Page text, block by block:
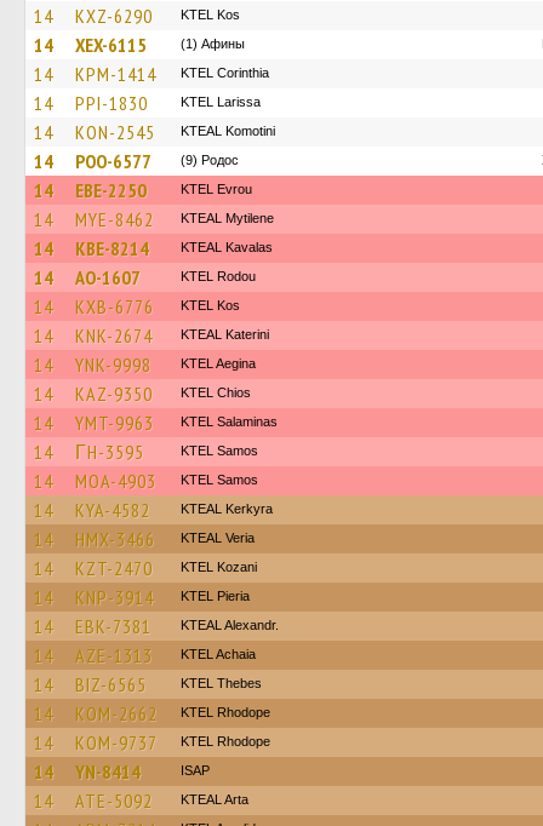
14 KXZ-6290 KTEL Kos
14 XEX-6115 (1) Афины
14 KPM-1414 KTEL Corinthia
14 PPI-1830 KTEL Larissa
14 KON-2545 KTEAL Komotini
14 POO-6577 (9) Родос
14 EBE-2250 KTEL Evrou
14 MYE-8462 KTEAL Mytilene
14 KBE-8214 KTEAL Kavalas
14 AO-1607 ΚΤΕL Rodou
14 KXB-6776 KTEL Kos
14 KNK-2674 KTEAL Katerini
14 YNK-9998 KTEL Aegina
14 KAZ-9350 KTEL Chios
14 YMT-9963 KTEL Salaminas
14 ΓH-3595 KTEL Samos
14 MOA-4903 KTEL Samos
14 KYA-4582 KTEAL Kerkyra
14 HMX-3466 KTEAL Veria
14 KZT-2470 ΚΤΕL Kozani
14 KNP-3914 KTEL Pieria
14 EBK-7381 KTEAL Alexandr.
14 AZE-1313 KTEL Achaia
14 BIZ-6565 KTEL Thebes
14 KOM-2662 KTEL Rhodope
14 KOM-9737 KTEL Rhodope
14 YN-8414 ISAP
14 ATE-5092 KTEAL Arta